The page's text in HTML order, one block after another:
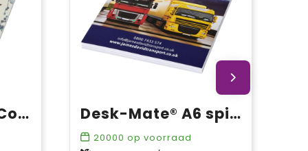
Novella Austen Colours A6 gerecycled notitieboek met zachte cover, 50 vellen Desk-Mate® A6 spiraal notitieboek
20000 op voorraad